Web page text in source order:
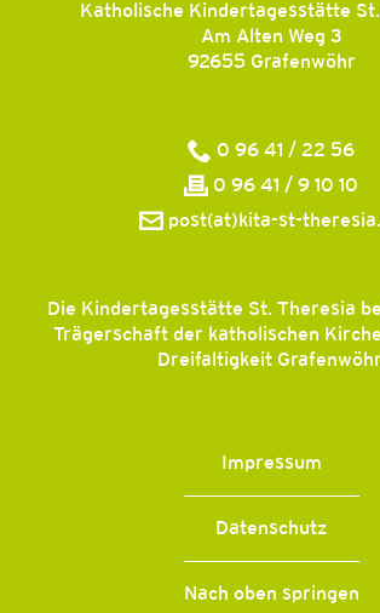
Katholische Kindertagesstätte
Am Alten Weg 3
92655 Grafenwöhr
0 96 41 / 22 56
0 96 41 / 9 10 10
post(at)kita-st-
Die Kindertagesstätte St. Theresia
Trägerschaft der katholischen
Dreifaltigkeit
Impressum
Datenschutz
Nach oben springen